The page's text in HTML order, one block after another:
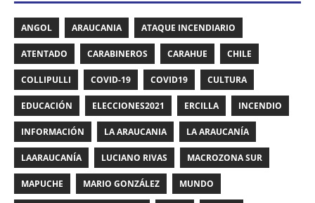
ANGOL ARAUCANIA ATAQUE INCENDIARIO
ATENTADO CARABINEROS CARAHUE CHILE
COLLIPULLI COVID-19 COVID19 CULTURA
EDUCACIÓN ELECCIONES2021 ERCILLA INCENDIO
INFORMACIÓN LA ARAUCANIA LA ARAUCANÍA
LAARAUCANÍA LUCIANO RIVAS MACROZONA SUR
MAPUCHE MARIO GONZÁLEZ MUNDO